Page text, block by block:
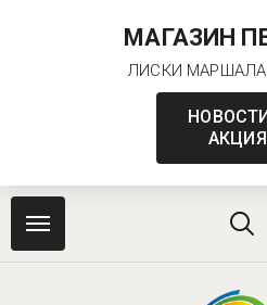
МАГАЗИН
ЛИСКИ